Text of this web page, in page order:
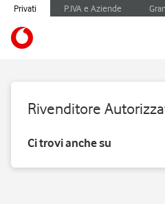
Privati P.IVA e Aziende
Rivenditore
Ci trovi anche su